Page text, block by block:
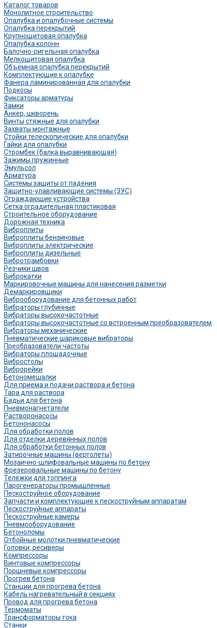
Каталог товаров
Монолитное строительство
Опалубка и опалубочные системы
Опалубка перекрытий
Крупнощитовая опалубка
Опалубка колонн
Балочно-ригельная опалубка
Мелкощитовая опалубка
Объемная опалубка перекрытий
Комплектующие к опалубке
Фанера ламинированная для опалубки
Подкосы
Фиксаторы арматуры
Замки
Анкер, шкворень
Винты стяжные для опалубки
Захваты монтажные
Стойки телескопические для опалубки
Гайки для опалубки
Стромбек (балка выравнивающая)
Зажимы пружинные
Эмульсол
Арматура
Системы защиты от падения
Защитно-улавливающие системы (ЗУС)
Ограждающие устройства
Сетка оградительная пластиковая
Строительное оборудование
Дорожная техника
Виброплиты
Виброплиты бензиновые
Виброплиты электрические
Виброплиты дизельные
Вибротрамбовки
Резчики швов
Виброкатки
Маркировочные машины для нанесения разметки
Демаркировщики
Виброоборудование для бетонных работ
Вибраторы глубинные
Вибраторы высокочастотные
Вибраторы высокочастотные со встроенным преобразователем
Вибраторы механические
Пневматические шариковые вибраторы
Преобразователи частоты
Вибраторы площадочные
Вибростолы
Виброрейки
Бетономешалки
Для приема и подачи раствора и бетона
Тара для раствора
Бадьи для бетона
Пневмонагнетатели
Растворонасосы
Бетононасосы
Для обработки полов
Для отделки деревянных полов
Для обработки бетонных полов
Затирочные машины (вертолеты)
Мозаично-шлифовальные машины по бетону
Фрезеровальные машины по бетону
Тележки для топпинга
Парогенераторы промышленные
Пескоструйное оборудование
Запчасти и комплектующие к пескоструйным аппаратам
Пескоструйные аппараты
Пескоструйные камеры
Пневмооборудование
Бетоноломы
Отбойные молотки пневматические
Головки, ресиверы
Компрессоры
Винтовые компрессоры
Поршневые компрессоры
Прогрев бетона
Станции для прогрева бетона
Кабель нагревательный в секциях
Провод для прогрева бетона
Термоматы
Трансформаторы тока
Станки